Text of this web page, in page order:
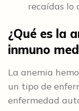
recaídas lo
¿Qué es la
inmuno
La anemia
un tipo de
enfermedad